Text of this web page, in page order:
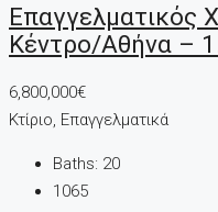
Επαγγελματικός
Κέντρο/Αθήνα –
6,800,000€
Κτίριο, Επαγγελματικά
Baths: 20
1065